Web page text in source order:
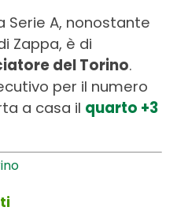
Serie A, nonostante
Zappa, è di
del Torino.
per il numero
a casa il quarto +3